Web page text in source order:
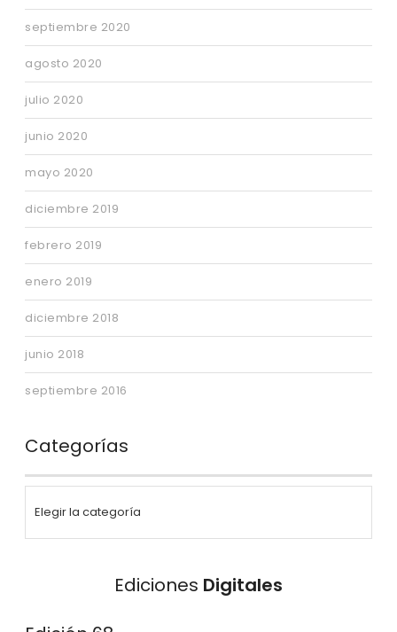
septiembre 2020
agosto 2020
julio 2020
junio 2020
mayo 2020
diciembre 2019
febrero 2019
enero 2019
diciembre 2018
junio 2018
septiembre 2016
Categorías
Ediciones Digitales